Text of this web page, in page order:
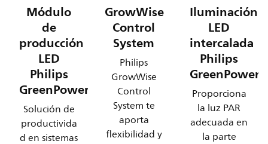
Módulo
de
producción
LED
Philips
GreenPower
Solución de
productivida
d en sistemas
GrowWise
Control
System
Philips
GrowWise
Control
System te
aporta
flexibilidad y
Iluminación
LED
intercalada
Philips
GreenPower
Proporciona
la luz PAR
adecuada en
la parte